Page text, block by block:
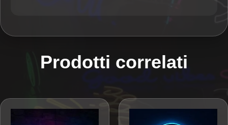
Prodotti correlati